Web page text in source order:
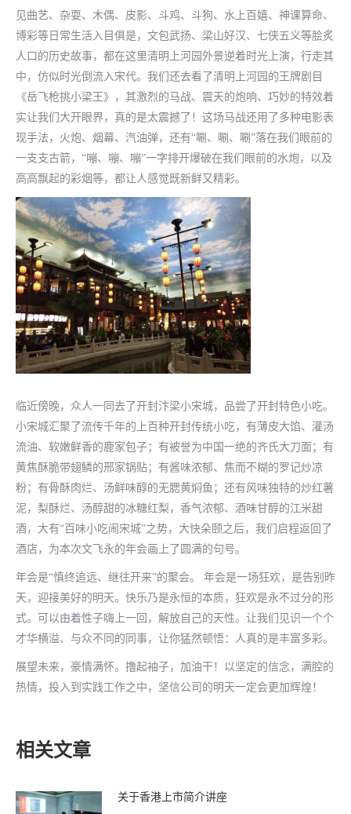
见曲艺、杂耍、木偶、皮影、斗鸡、斗狗、水上百嬉、神课算命、
博彩等日常生活入目俱是，文包武扬、梁山好汉、七侠五义等脍炙
人口的历史故事，都在这里清明上河园外景逆着时光上演，行走其
中，仿似时光倒流入宋代。我们还去看了清明上河园的王牌剧目
《岳飞枪挑小梁王》，其激烈的马战、震天的炮响、巧妙的特效着
实让我们大开眼界，真的是太震撼了！这场马战还用了多种电影表
现手法，火炮、烟幕、汽油弹，还有“唰、唰、唰”落在我们眼前的
一支支古箭，“嘣、嘣、嘣”一字排开爆破在我们眼前的水炮，以及
高高飘起的彩烟等，都让人感觉既新鲜又精彩。
临近傍晚，众人一同去了开封汴梁小宋城，品尝了开封特色小吃。
小宋城汇聚了流传千年的上百种开封传统小吃，有薄皮大馅、灌汤
流油、软嫩鲜香的鹿家包子；有被誉为中国一绝的齐氏大刀面；有
黄焦酥脆带翅鳞的邢家锅贴；有酱味浓郁、焦而不糊的罗记炒凉
粉；有骨酥肉烂、汤鲜味醇的无腮黄焖鱼；还有风味独特的炒红薯
泥，梨酥烂、汤醇甜的冰糖红梨，香气浓郁、酒味甘醇的江米甜
酒，大有“百味小吃闹宋城”之势，大快朵颐之后，我们启程返回了
酒店，为本次文飞永的年会画上了圆满的句号。
年会是“慎终追远、继往开来”的聚会。 年会是一场狂欢，是告别昨
天，迎接美好的明天。快乐乃是永恒的本质，狂欢是永不过分的形
式。可以由着性子嗨上一回，解放自己的天性。让我们见识一个个
才华横溢、与众不同的同事，让你猛然顿悟：人真的是丰富多彩。
展望未来，豪情满怀。撸起袖子，加油干！以坚定的信念，满腔的
热情，投入到实践工作之中，坚信公司的明天一定会更加辉煌！
相关文章
关于香港上市简介讲座